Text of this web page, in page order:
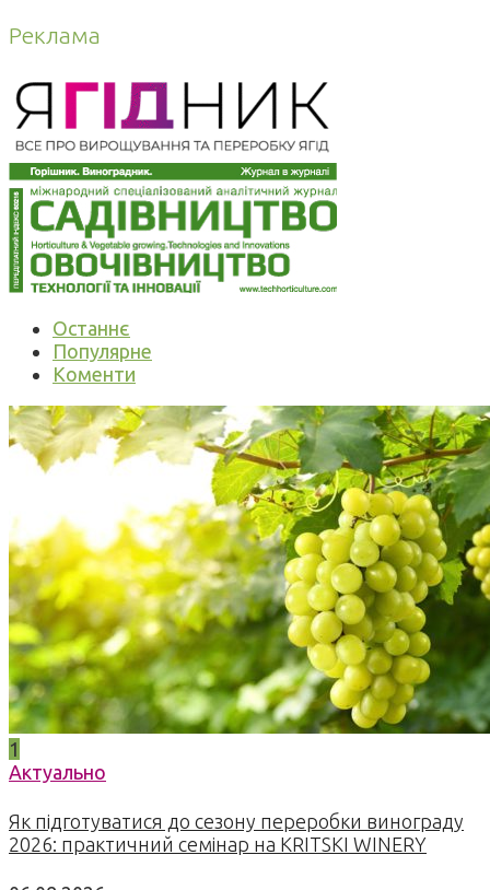
Реклама
Останнє
Популярне
Коменти
1
Актуально
Як підготуватися до сезону переробки винограду
2026: практичний семінар на KRITSKI WINERY